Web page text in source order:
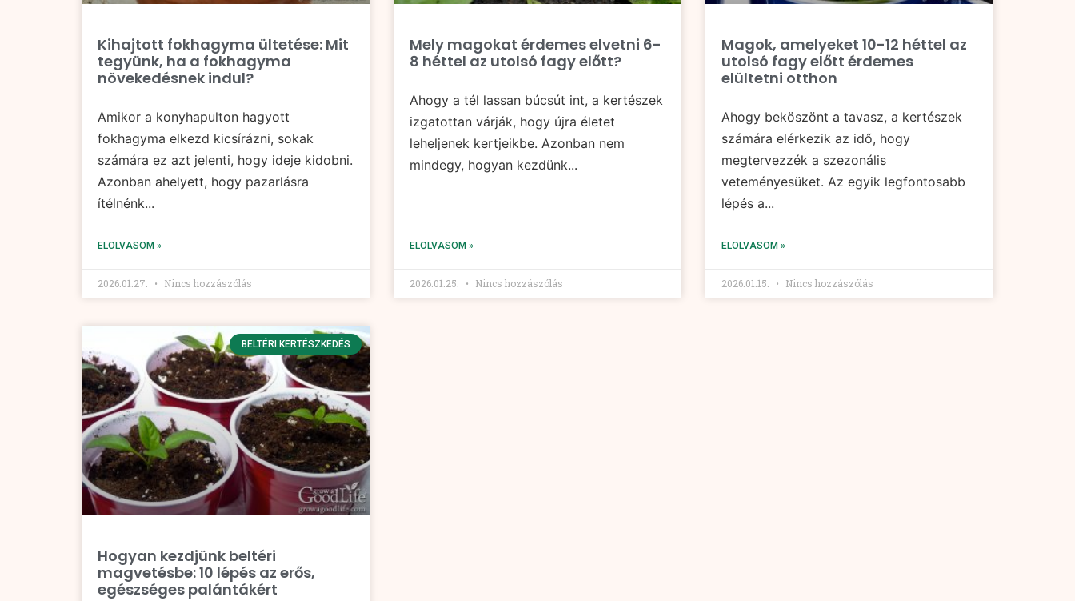
Kihajtott fokhagyma ültetése: Mit
tegyünk, ha a fokhagyma
növekedésnek indul?
Amikor a konyhapulton hagyott
fokhagyma elkezd kicsírázni, sokak
számára ez azt jelenti, hogy ideje kidobni.
Azonban ahelyett, hogy pazarlásra
ítélnénk...
ELOLVASOM »
2026.01.27. Nincs hozzászólás
Mely magokat érdemes elvetni 6-
8 héttel az utolsó fagy előtt?
Ahogy a tél lassan búcsút int, a kertészek
izgatottan várják, hogy újra életet
leheljenek kertjeikbe. Azonban nem
mindegy, hogyan kezdünk...
ELOLVASOM »
2026.01.25. Nincs hozzászólás
Magok, amelyeket 10-12 héttel az
utolsó fagy előtt érdemes
elültetni otthon
Ahogy beköszönt a tavasz, a kertészek
számára elérkezik az idő, hogy
megtervezzék a szezonális
veteményesüket. Az egyik legfontosabb
lépés a...
ELOLVASOM »
2026.01.15. Nincs hozzászólás
BELTÉRI KERTÉSZKEDÉS
Hogyan kezdjünk beltéri
magvetésbe: 10 lépés az erős,
egészséges palántákért